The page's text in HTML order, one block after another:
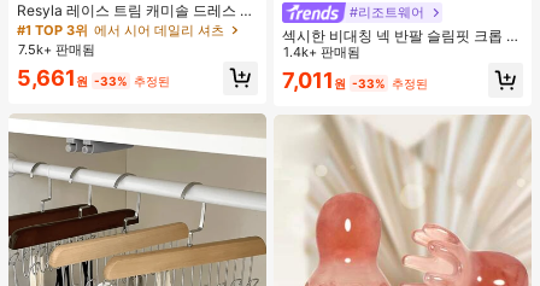
Resyla 레이스 트림 캐미솔 드레스 커
버 업, 여성용 긴소매 니트 시어 커버
업 탑, 여름
#1 TOP 3위 에서 시어 데일리 셔츠
7.5k+ 판매됨
5,661 원 -33% 추정된
#리조트웨어
섹시한 비대칭 넥 반팔 슬림핏 크롭 탑
화이트 여름
1.4k+ 판매됨
7,011 원 -33% 추정된